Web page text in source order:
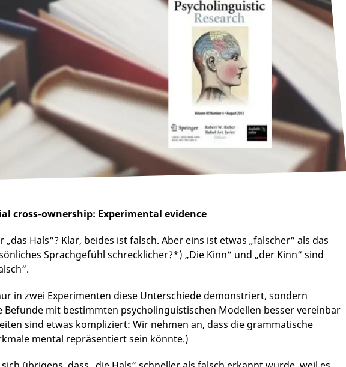
cross-ownership: Experimental evidence
Hals“? Klar, beides ist falsch. Aber eins ist etwas „falscher“ als das
Sprachgefühl schrecklicher?*) „Die Kinn“ und „der Kinn“ sind
in zwei Experimenten diese Unterschiede demonstriert, sondern
mit bestimmten psycholinguistischen Modellen besser vereinbar
sind etwas kompliziert: Wir nehmen an, dass die grammatische
mental repräsentiert sein könnte.)